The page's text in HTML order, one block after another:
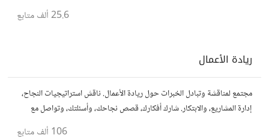
25.6 ألف متابع
ريادة الأعمال
مجتمع لمناقشة وتبادل الخبرات حول ريادة الأعمال. ناقش استراتيجيات النجاح،
إدارة المشاريع، والابتكار. شارك أفكارك، قصص نجاحك، وأسئلتك، وتواصل مع
106 ألف متابع